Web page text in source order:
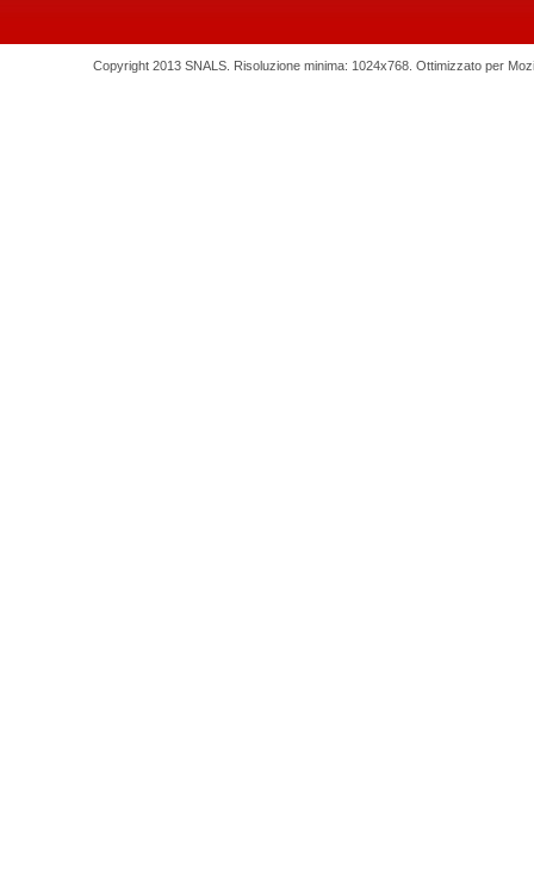
Copyright 2013 SNALS. Risoluzione minima: 1024x768. Ottimizzato per